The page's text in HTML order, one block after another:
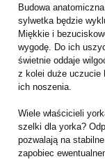
Budowa
sylwetka będzie
Miękkie i
wygodę. Do ich
świetnie oddaje
z kolei duże uczucie
ich noszenia.
Wiele właścicieli
szelki dla yorka?
pozwalają na
zapobiec